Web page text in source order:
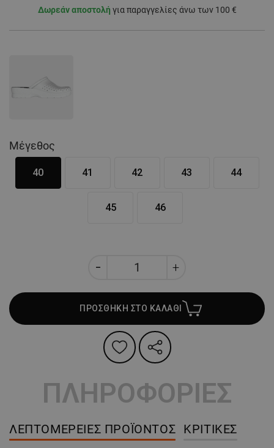
Δωρεάν αποστολή για παραγγελίες άνω των 100 €
Μέγεθος
40 41 42 43 44
45 46
ΠΡΟΣΘΗΚΗ ΣΤΟ ΚΑΛΑΘΙ
ΠΛΗΡΟΦΟΡΙΕΣ
ΛΕΠΤΟΜΈΡΕΙΕΣ ΠΡΟΪΌΝΤΟΣ ΚΡΙΤΙΚΈΣ